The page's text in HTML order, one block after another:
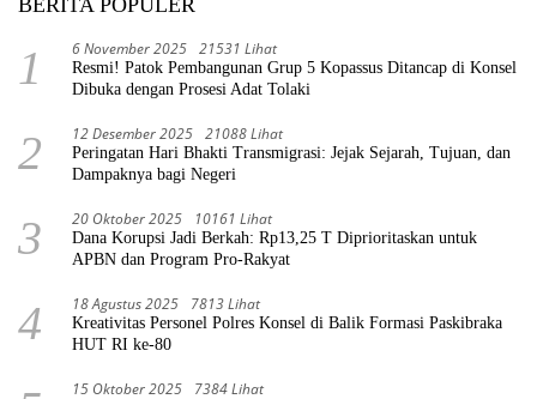
BERITA POPULER
1 6 November 2025 21531 Lihat
Resmi! Patok Pembangunan Grup 5 Kopassus Ditancap di Konsel
Dibuka dengan Prosesi Adat Tolaki
2 12 Desember 2025 21088 Lihat
Peringatan Hari Bhakti Transmigrasi: Jejak Sejarah, Tujuan, dan
Dampaknya bagi Negeri
3 20 Oktober 2025 10161 Lihat
Dana Korupsi Jadi Berkah: Rp13,25 T Diprioritaskan untuk
APBN dan Program Pro-Rakyat
4 18 Agustus 2025 7813 Lihat
Kreativitas Personel Polres Konsel di Balik Formasi Paskibraka
HUT RI ke-80
15 Oktober 2025 7384 Lihat